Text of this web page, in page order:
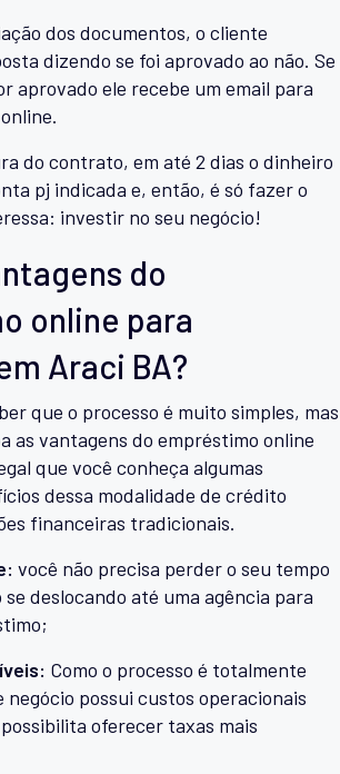
dos documentos, o cliente
dizendo se foi aprovado ao não. Se
aprovado ele recebe um email para
do contrato, em até 2 dias o dinheiro
pj indicada e, então, é só fazer o
investir no seu negócio!
do
online para
Araci BA?
que o processo é muito simples, mas
as vantagens do empréstimo online
que você conheça algumas
dessa modalidade de crédito
financeiras tradicionais.
você não precisa perder o seu tempo
deslocando até uma agência para
Como o processo é totalmente
negócio possui custos operacionais
oferecer taxas mais